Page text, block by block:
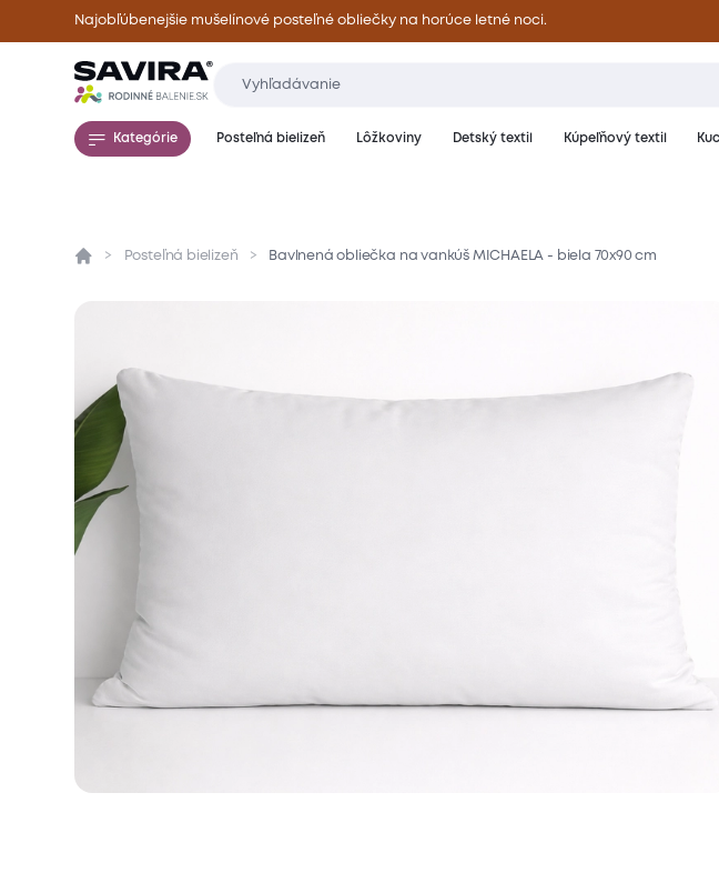
Najobľúbenejšie mušelínové posteľné obliečky na horúce letné noci.
Kategórie Posteľná bielizeň Lôžkoviny Detský textil Kúpeľňový textil
Prehľad Parametre Popis produktu Materiál a starostlivosť
Posteľná bielizeň Bavlnená obliečka na vankúš MICHAELA - biela 70x90 cm